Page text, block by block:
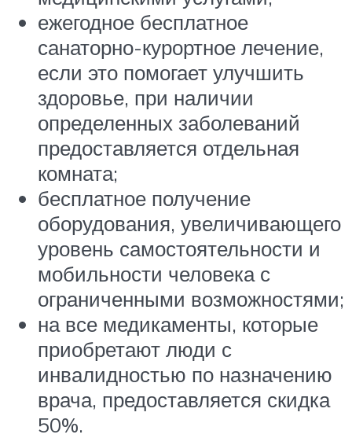
ежегодное бесплатное
санаторно-курортное лечение,
если это помогает улучшить
здоровье, при наличии
определенных заболеваний
предоставляется отдельная
комната;
бесплатное получение
оборудования, увеличивающего
уровень самостоятельности и
мобильности человека с
ограниченными возможностями;
на все медикаменты, которые
приобретают люди с
инвалидностью по назначению
врача, предоставляется скидка
50%.